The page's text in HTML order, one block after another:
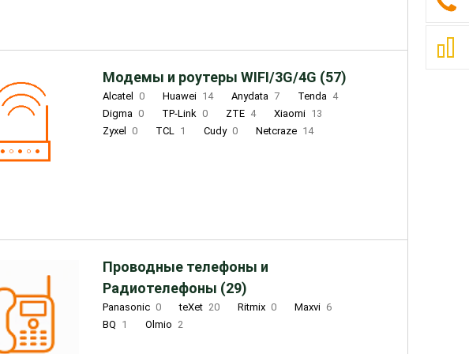
Модемы и роутеры WIFI/3G/4G (57)
Alcatel 0 Huawei 14 Anydata 7 Tenda 4
Digma 0 TP-Link 0 ZTE 4 Xiaomi 13
Zyxel
0 TCL 1 Cudy 0 Netcraze 14
Проводные телефоны и
Радиотелефоны (29)
Panasonic 0 teXet 20 Ritmix 0 Maxvi 6
BQ 1 Olmio 2